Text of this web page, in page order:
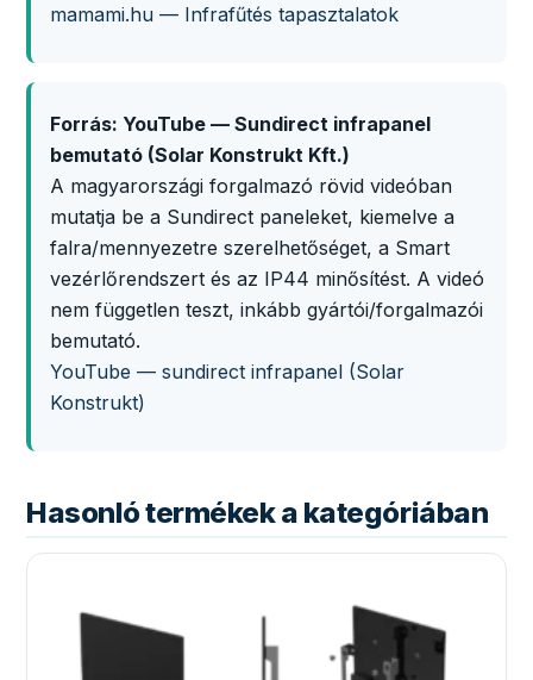
mamami.hu — Infrafűtés tapasztalatok
Forrás: YouTube — Sundirect infrapanel
bemutató (Solar Konstrukt Kft.)
A magyarországi forgalmazó rövid videóban
mutatja be a Sundirect paneleket, kiemelve a
falra/mennyezetre szerelhetőséget, a Smart
vezérlőrendszert és az IP44 minősítést. A videó
nem független teszt, inkább gyártói/forgalmazói
bemutató.
YouTube — sundirect infrapanel (Solar
Konstrukt)
Hasonló termékek a kategóriában